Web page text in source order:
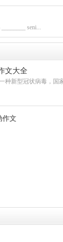
seni...
文大全
种新型冠状病毒，国
作文